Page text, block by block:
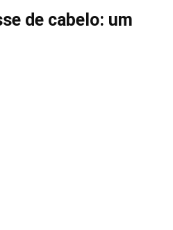
de cabelo: um